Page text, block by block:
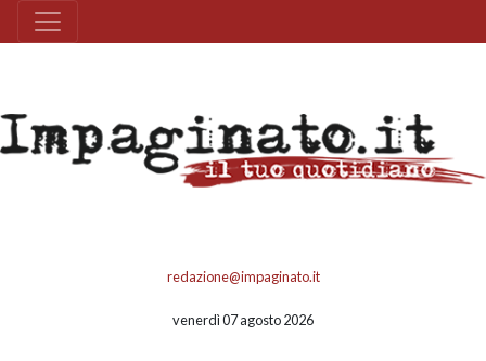
redazione@impaginato.it
venerdì 07 agosto 2026